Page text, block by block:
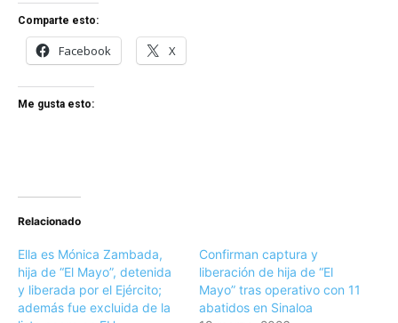
Comparte esto:
Facebook X
Me gusta esto:
Relacionado
Ella es Mónica Zambada,
hija de “El Mayo”, detenida
y liberada por el Ejército;
además fue excluida de la
Confirman captura y
liberación de hija de “El
Mayo” tras operativo con 11
abatidos en Sinaloa